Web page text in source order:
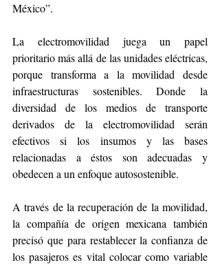
México”.
La electromovilidad juega un papel
prioritario más allá de las unidades eléctricas,
porque transforma a la movilidad desde
infraestructuras sostenibles. Donde la
diversidad de los medios de transporte
derivados de la electromovilidad serán
efectivos si los insumos y las bases
relacionadas a éstos son adecuadas y
obedecen a un enfoque autosostenible.
A través de la recuperación de la movilidad,
la compañía de origen mexicana también
precisó que para restablecer la confianza de
los pasajeros es vital colocar como variable